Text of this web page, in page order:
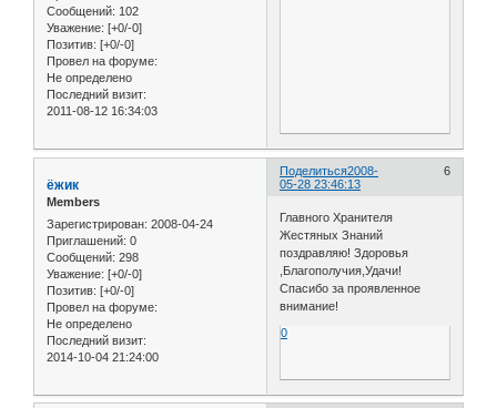
Сообщений: 102
Уважение: [+0/-0]
Позитив: [+0/-0]
Провел на форуме:
Не определено
Последний визит:
2011-08-12 16:34:03
Поделиться 6
2008-
05-28 23:46:13
ёжик
Members
Зарегистрирован: 2008-04-24
Приглашений: 0
Сообщений: 298
Уважение: [+0/-0]
Позитив: [+0/-0]
Провел на форуме:
Не определено
Последний визит:
2014-10-04 21:24:00
Главного Хранителя
Жестяных Знаний
поздравляю! Здоровья
,Благополучия,Удачи!
Спасибо за проявленное
внимание!
0